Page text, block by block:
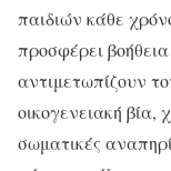
παιδιών κάθε
προσφέρει
αντιμετωπίζουν
οικογενειακή βία,
σωματικές